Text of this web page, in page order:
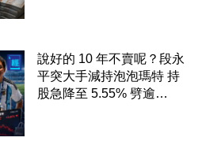
說好的 10 年不賣呢？段永
平突大手減持泡泡瑪特 持
股急降至 5.55% 劈逾